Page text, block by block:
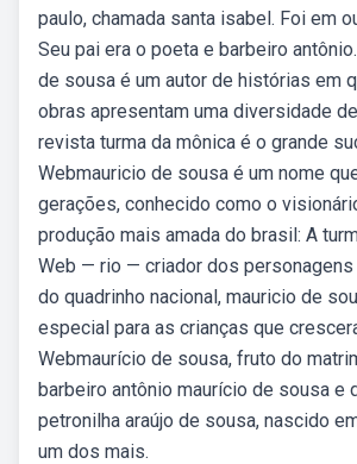
paulo, chamada santa isabel. Foi em
Seu pai era o poeta e barbeiro
de sousa é um autor de histórias em
obras apresentam uma diversidade
revista turma da mônica é o grande
Webmauricio de sousa é um nome
gerações, conhecido como o
produção mais amada do brasil: A
Web — rio — criador dos
do quadrinho nacional, mauricio de
especial para as crianças que
Webmaurício de sousa, fruto do
barbeiro antônio maurício de sousa e
petronilha araújo de sousa, nascido
um dos mais.